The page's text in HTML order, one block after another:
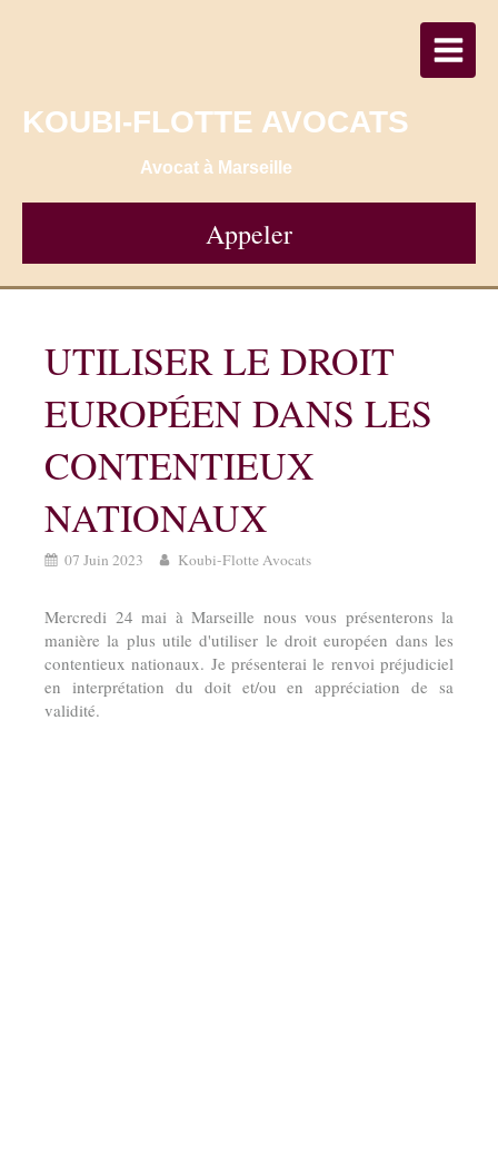
KOUBI-FLOTTE AVOCATS
Avocat à Marseille
Appeler
UTILISER LE DROIT
EUROPÉEN DANS LES
CONTENTIEUX
NATIONAUX
07 Juin 2023 Koubi-Flotte Avocats
Mercredi 24 mai à Marseille nous vous présenterons la
manière la plus utile d'utiliser le droit européen dans les
contentieux nationaux. Je présenterai le renvoi préjudiciel
en interprétation du doit et/ou en appréciation de sa
validité.